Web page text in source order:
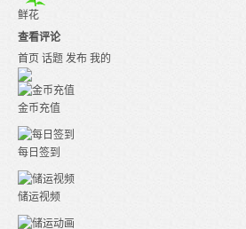
鲜花
查看评论
首页 话题 发布 我的
金币充值
每日签到
储运视频